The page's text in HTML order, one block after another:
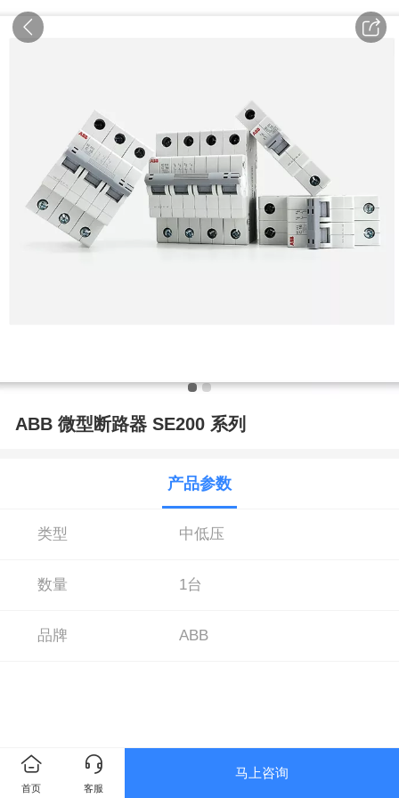
ABB 微型断路器 SE200 系列
产品参数
类型 中低压
数量 1台
品牌 ABB
首页 客服
马上咨询